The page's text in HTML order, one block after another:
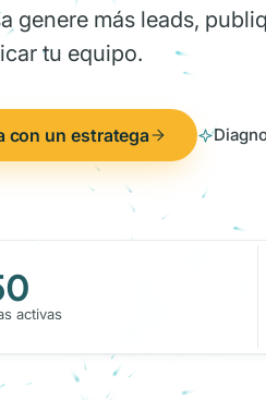
genere más leads,
tu equipo.
con un estratega
activas